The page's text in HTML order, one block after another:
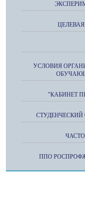
УСЛОВИЯ
"КАБИНЕТ
ППО